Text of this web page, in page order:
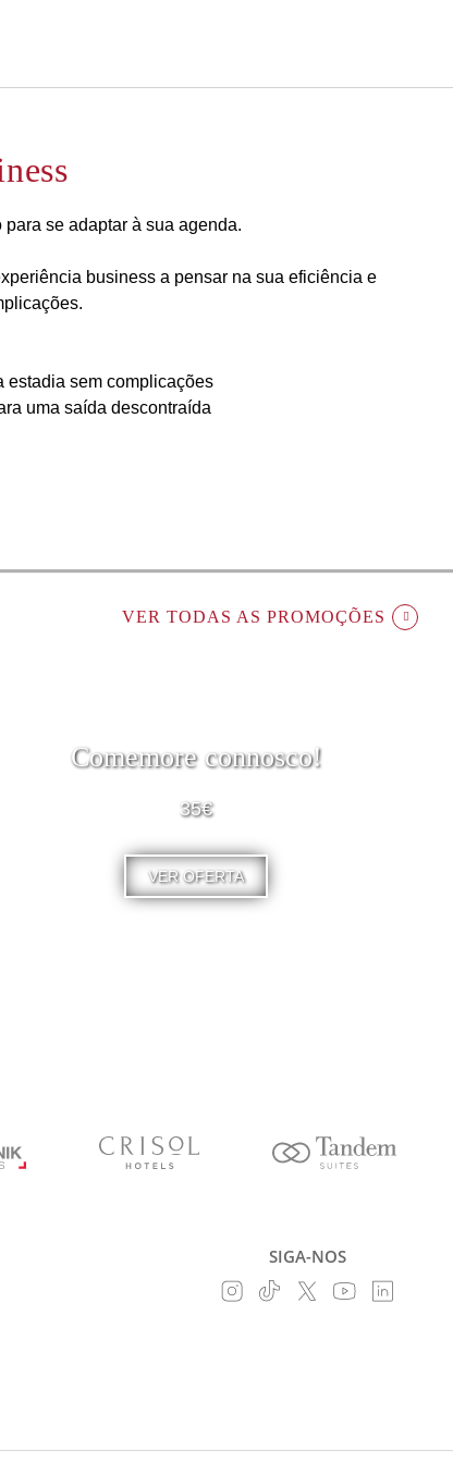
se adaptar à sua agenda.
business a pensar na sua eficiência e
estadia sem complicações
uma saída descontraída
VER TODAS AS PROMOÇÕES
Comemore connosco!
35€
VER OFERTA
SIGA-NOS